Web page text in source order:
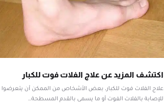
اكتشف المزيد عن علاج الفلات فوت للكبار
علاج الفلات فوت للكبار، بعض الأشخاص من الممكن أن يتعرضوا
للإصابة بالفلات الفوت أو ما يسمى بالقدم المسطحة…